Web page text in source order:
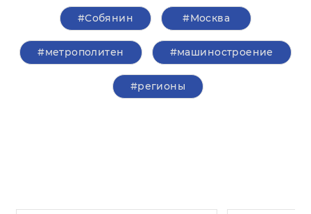
#Собянин #Москва
#метрополитен #машиностроение
#регионы